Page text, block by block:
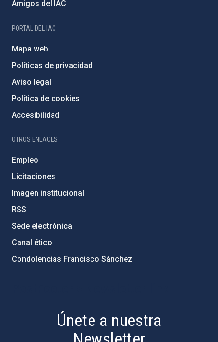
Amigos del IAC
PORTAL DEL IAC
Mapa web
Políticas de privacidad
Aviso legal
Política de cookies
Accesibilidad
OTROS ENLACES
Empleo
Licitaciones
Imagen institucional
RSS
Sede electrónica
Canal ético
Condolencias Francisco Sánchez
Únete a nuestra